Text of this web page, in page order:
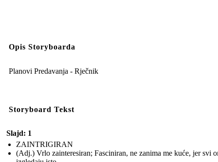
Opis Storyboarda
Planovi Predavanja - Rječnik
Storyboard Tekst
Slajd: 1
ZAINTRIGIRAN
(Adj.) Vrlo zainteresiran; Fasciniran, ne zanima me kuće, jer svi